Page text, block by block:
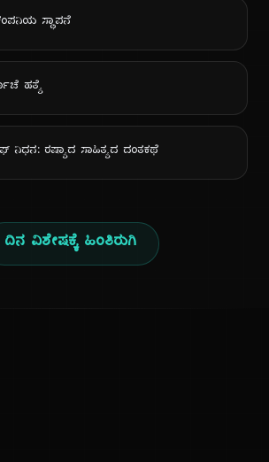
ಸ್ಥಾಪನೆ
ಹತ್ಯೆ
ನಿಧನ: ರಷ್ಯಾದ ಸಾಹಿತ್ಯದ ದಂತಕಥೆ
ದಿನ ವಿಶೇಷಕ್ಕೆ ಹಿಂತಿರುಗಿ